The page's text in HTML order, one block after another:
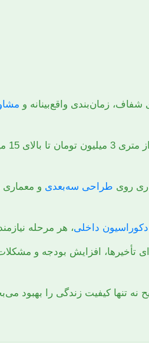
شفاف، زمان‌بندی واقع‌بینانه و
روی طراحی سه‌بعدی و معماری
دکوراسیون داخلی، هر مرحله
تأخیرها، افزایش بودجه و
نه تنها کیفیت زندگی را بهبود